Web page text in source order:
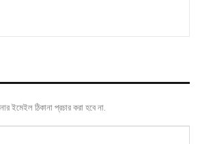
ইমেইল ঠিকানা প্রচার করা হবে না.